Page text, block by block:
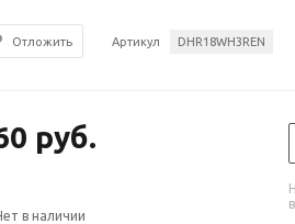
Отложить Артикул DHR18WH3REN
руб.
в наличии